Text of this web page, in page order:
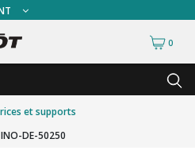
0
et supports
INO-DE-50250